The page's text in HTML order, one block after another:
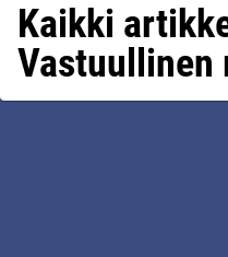
Kaikki
Vastuullinen